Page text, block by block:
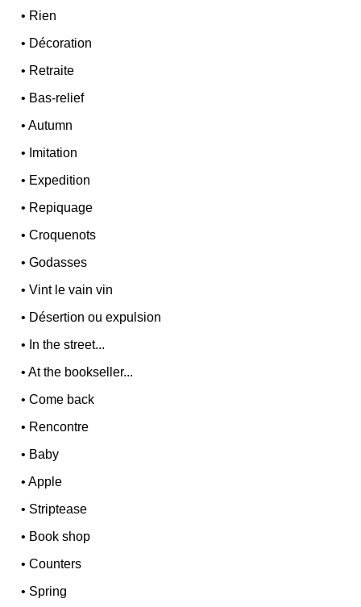
• Rien
• Décoration
• Retraite
• Bas-relief
•Autumn
• Imitation
• Expedition
• Repiquage
•Croquenots
•Godasses
•Vint le vain vin
• Désertion ou expulsion
• In the street...
•At the bookseller...
•Come back
• Rencontre
• Baby
•Apple
• Striptease
• Book shop
•Counters
• Spring